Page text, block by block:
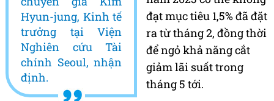
Hyun-jung, Kinh tế
trưởng tại Viện
Nghiên cứu Tài
chính Seoul, nhận
định.
đạt mục tiêu 1,5% đã đặt
ra từ tháng 2, đồng thời
để ngỏ khả năng cắt
giảm lãi suất trong
tháng 5 tới.